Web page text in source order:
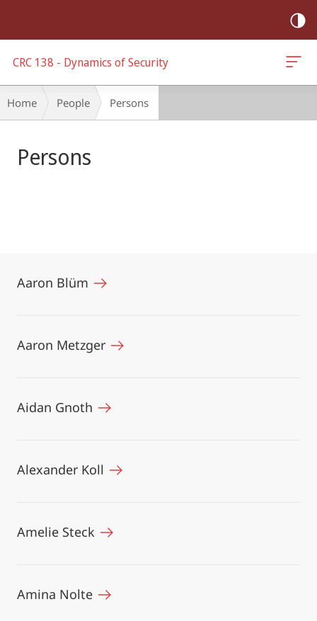
CRC 138 - Dynamics of Security
Content
Breadcrumb-
Navigation
Home People Persons
Persons
Aaron Blüm
Aaron Metzger
Aidan Gnoth
Alexander Koll
Amelie Steck
Amina Nolte